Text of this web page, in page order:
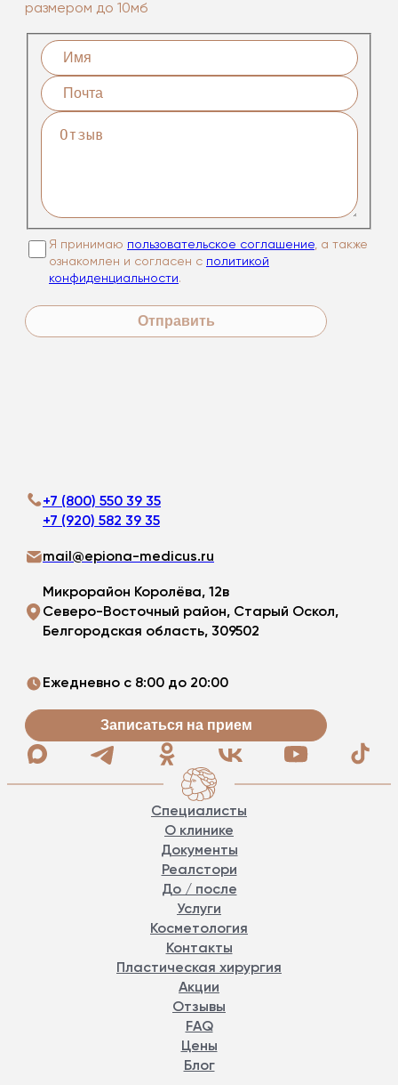
Я принимаю пользовательское соглашение, а также
ознакомлен и согласен с политикой
конфиденциальности.
Отправить
размером до 10мб
+7 (800) 550 39 35
+7 (920) 582 39 35
mail@epiona-medicus.ru
Микрорайон Королёва, 12в
Северо-Восточный район, Старый Оскол,
Белгородская область, 309502
Ежедневно с 8:00 до 20:00
Записаться на прием
Специалисты
О клинике
Документы
Реалстори
До / после
Услуги
Косметология
Контакты
Пластическая хирургия
Акции
Отзывы
FAQ
Цены
Блог